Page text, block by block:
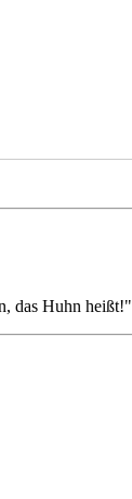
das Huhn heißt!"